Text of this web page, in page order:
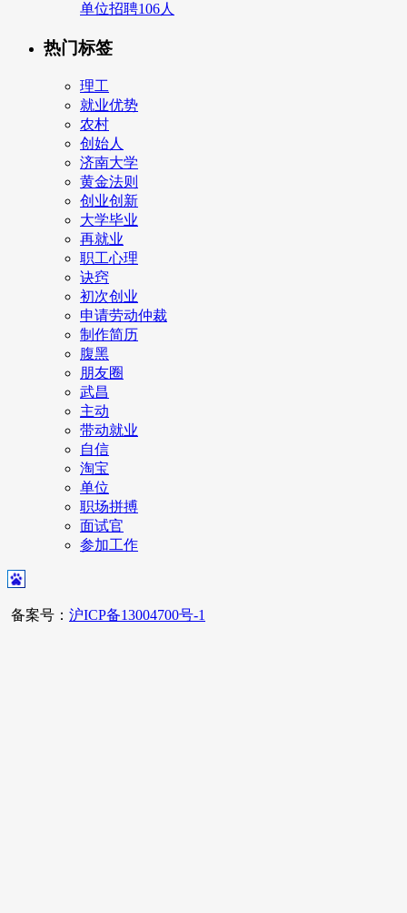
单位招聘106人
热门标签
理工
就业优势
农村
创始人
济南大学
黄金法则
创业创新
大学毕业
再就业
职工心理
诀窍
初次创业
申请劳动仲裁
制作简历
腹黑
朋友圈
武昌
主动
带动就业
自信
淘宝
单位
职场拼搏
面试官
参加工作
备案号： 沪ICP备13004700号-1